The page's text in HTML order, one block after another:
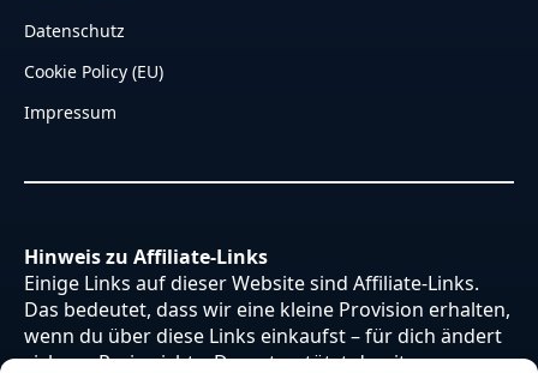
Datenschutz
Cookie Policy (EU)
Impressum
Hinweis zu Affiliate-Links
Einige Links auf dieser Website sind Affiliate-Links.
Das bedeutet, dass wir eine kleine Provision erhalten,
wenn du über diese Links einkaufst – für dich ändert
sich am Preis nichts. Du unterstützt damit unsere